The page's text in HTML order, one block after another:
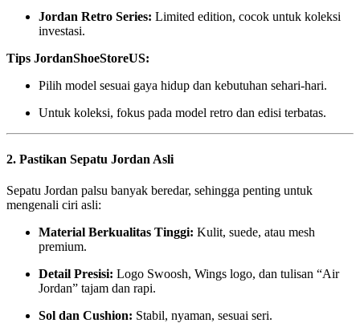
Jordan Retro Series: Limited edition, cocok untuk koleksi
investasi.
Tips JordanShoeStoreUS:
Pilih model sesuai gaya hidup dan kebutuhan sehari-hari.
Untuk koleksi, fokus pada model retro dan edisi terbatas.
2. Pastikan Sepatu Jordan Asli
Sepatu Jordan palsu banyak beredar, sehingga penting untuk
mengenali ciri asli:
Material Berkualitas Tinggi: Kulit, suede, atau mesh
premium.
Detail Presisi: Logo Swoosh, Wings logo, dan tulisan “Air
Jordan” tajam dan rapi.
Sol dan Cushion: Stabil, nyaman, sesuai seri.